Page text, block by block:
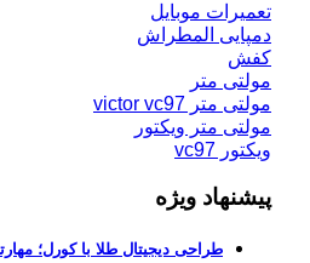
تعمیرات موبایل
دمپایی المطراش
کفش
مولتی متر
مولتی متر victor vc97
مولتی متر ویکتور
ویکتور vc97
پیشنهاد ویژه
طراحی دیجیتال طلا با کورل؛